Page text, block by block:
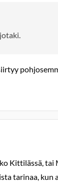
Kittilässä,
tarinaa,